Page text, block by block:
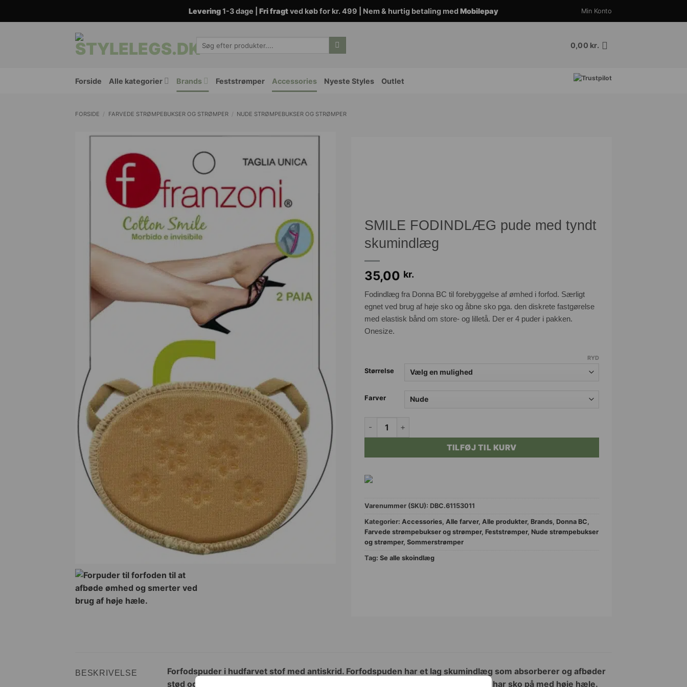
Levering1-3 dage | Fri fragtved køb for kr. 499 | Nem & hurtig betaling medMobilepay Min Konto
efter:
0,00 kr.
Forside Alle kategorier Brands Feststrømper Accessories Nyeste Styles Outlet
FORSIDE / FARVEDE STRØMPEBUKSER OG STRØMPER / NUDE STRØMPEBUKSER OG STRØMPER
SMILE FODINDLÆG pude med tyndt
skumindlæg
35,00 kr.
Fodindlæg fra Donna BC til forebyggelse af ømhed i forfod. Særligt
egnet ved brug af høje sko og åbne sko pga. den diskrete fastgørelse
med elastisk bånd om store- og lilletå. Der er 4 puder i pakken.
Onesize.
Størrelse
Farver
RYD
SMILE FODINDLÆG pude med tyndt skumindlæg antal
TILFØJ TIL KURV
Varenummer (SKU): DBC.61153011
Kategorier: Accessories, Alle farver, Alle produkter, Brands, Donna BC ,
Farvede strømpebukser og strømper, Feststrømper, Nude strømpebukser
og strømper, Sommerstrømper
Tag: Se alle skoindlæg
BESKRIVELSE
Forfodspuder i hudfarvet stof med antiskrid. Forfodspuden har et lag skumindlæg som absorberer og afbøder
stød og belastning. Dermed undgår du at få ømme forfødder, når du eksempelvis har sko på med høje hæle.